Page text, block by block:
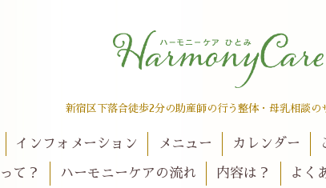
新宿区下落合徒歩2分の助産師の行う整体・母乳相談の
インフォメーション メニュー カレンダー
て？ ハーモニーケアの流れ 内容は？ よく